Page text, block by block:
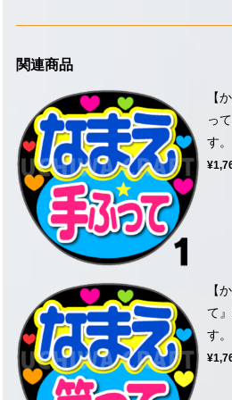
関連商品
【
っ
す。
【
て
す。